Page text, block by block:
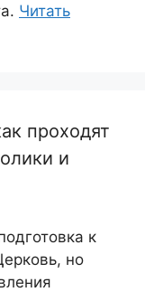
Читать
проходят
и
к
но